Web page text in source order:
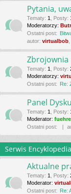
Pytania,
Tematy: 1 Posty:
Moderatorzy:
Ostatni post:
autor: virtualbob
Zbrojownia
Tematy: 1 Posty:
Moderatorzy:
Ostatni post: Re:
Panel
Tematy: 1 Posty:
Moderator:
Ostatni post:
Serwis
Aktualne
Tematy: 1 Posty:
Moderator:
Ostatni post: Re: